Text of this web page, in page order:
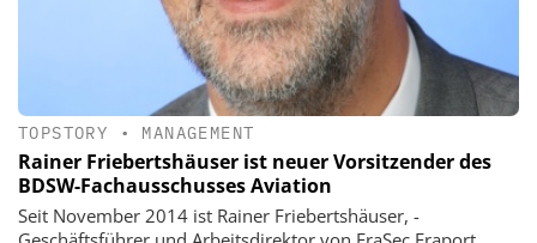
TOPSTORY • MANAGEMENT
Rainer Friebertshäuser ist neuer ­Vorsitzender des
BDSW-Fachausschusses Aviation
Seit November 2014 ist Rainer Friebertshäuser, ­